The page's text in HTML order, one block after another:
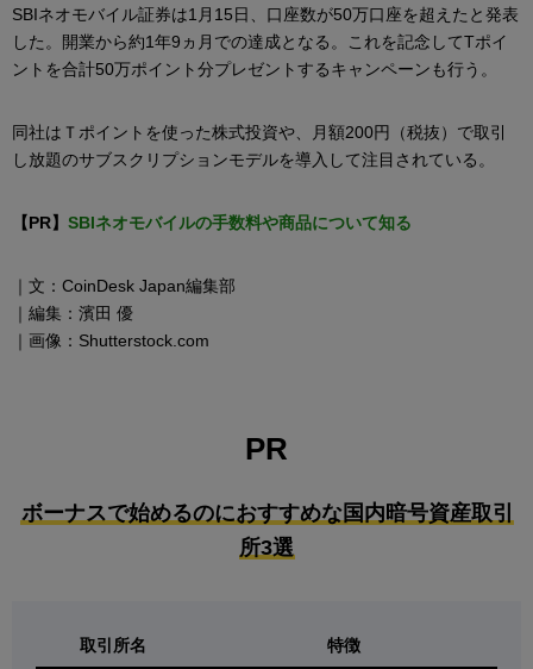
SBIネオモバイル証券は1月15日、口座数が50万口座を超えたと発表
した。開業から約1年9ヵ月での達成となる。これを記念してTポイ
ントを合計50万ポイント分プレゼントするキャンペーンも行う。
同社はＴポイントを使った株式投資や、月額200円（税抜）で取引
し放題のサブスクリプションモデルを導入して注目されている。
【PR】 SBIネオモバイルの手数料や商品について知る
｜文：CoinDesk Japan編集部
｜編集：濱田 優
｜画像：Shutterstock.com
PR
ボーナスで始めるのにおすすめな国内暗号資産取引
所3選
取引所名 特徴